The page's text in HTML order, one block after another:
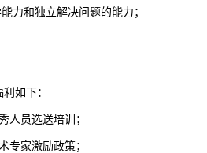
力和独立解决问题的能力；
如下：
人员选送培训；
专家激励政策；